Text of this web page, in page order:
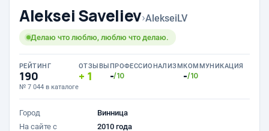
Aleksei Saveliev›AlekseiLV
Делаю что люблю, люблю что делаю.
РЕЙТИНГ
190
№ 7 044 в каталоге
ОТЗЫВЫ
1
ПРОФЕССИОНАЛИЗМ
-/10
КОММУНИКАЦИЯ
-/10
Город
Винница
На сайте с
2010 года